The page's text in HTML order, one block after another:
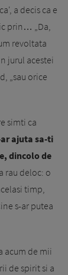
a decis ca e
prin… „Da,
revoltata
jurul acestei
„sau orice
simti ca
ajuta sa-ti
dincolo de
rau deloc: o
timp,
s-ar putea
acum de mii
de spirit si a